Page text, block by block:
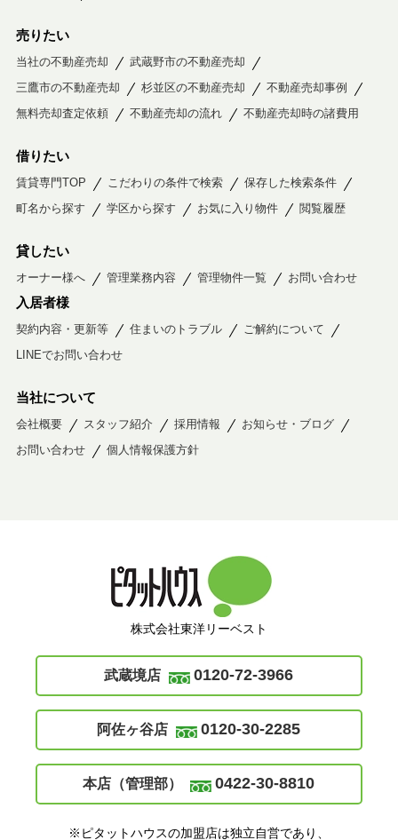
売りたい
当社の不動産売却
武蔵野市の不動産売却
三鷹市の不動産売却
杉並区の不動産売却
不動産売却事例
無料売却査定依頼
不動産売却の流れ 不動産売却時の諸費用
借りたい
賃貸専門TOP こだわりの条件で検索
保存した検索条件
町名から探す
学区から探す お気に入り物件 閲覧履歴
貸したい
オーナー様へ 管理業務内容 管理物件一覧 お問い合わせ
入居者様
契約内容・更新等 住まいのトラブル
ご解約について
LINEでお問い合わせ
当社について
会社概要 スタッフ紹介 採用情報
お知らせ・ブログ
お問い合わせ
個人情報保護方針
株式会社東洋リーベスト
武蔵境店 0120-72-3966
阿佐ヶ谷店 0120-30-2285
本店（管理部） 0422-30-8810
※ピタットハウスの加盟店は独立自営であり、